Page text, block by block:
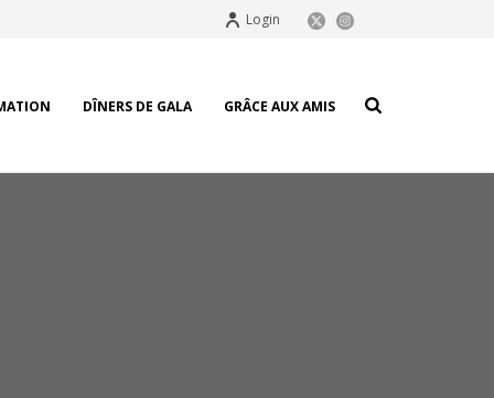
Login
DÎNERS DE GALA GRÂCE AUX AMIS